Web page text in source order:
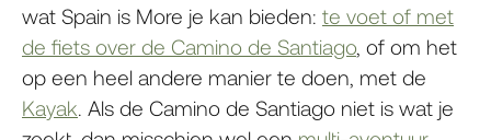
wat Spain is More je kan bieden: te voet of met
de fiets over de Camino de Santiago, of om het
op een heel andere manier te doen, met de
Kayak. Als de Camino de Santiago niet is wat je